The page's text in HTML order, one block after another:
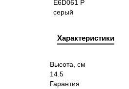
Характеристики
Высота, см
14.5
Гарантия